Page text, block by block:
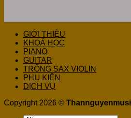
GIỚI THIỆU
KHOÁ HỌC
PIANO
GUITAR
TRỐNG SAX VIOLIN
PHỤ KIỆN
DỊCH VỤ
Copyright 2026 ©